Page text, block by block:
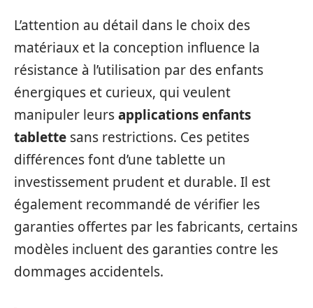
L’attention au détail dans le choix des
matériaux et la conception influence la
résistance à l’utilisation par des enfants
énergiques et curieux, qui veulent
manipuler leursapplications enfants
tablette sans restrictions. Ces petites
différences font d’une tablette un
investissement prudent et durable. Il est
également recommandé de vérifier les
garanties offertes par les fabricants, certains
modèles incluent des garanties contre les
dommages accidentels.